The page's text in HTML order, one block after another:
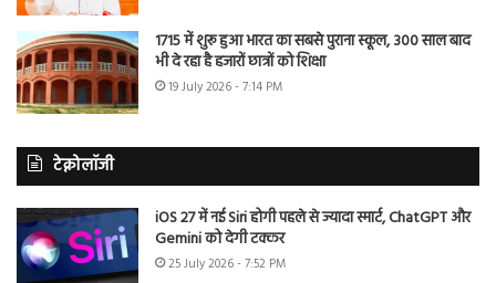
1715 में शुरू हुआ भारत का सबसे पुराना स्कूल, 300 साल बाद
भी दे रहा है हजारों छात्रों को शिक्षा
19 July 2026 - 7:14 PM
टेक्नोलॉजी
iOS 27 में नई Siri होगी पहले से ज्यादा स्मार्ट, ChatGPT और
Gemini को देगी टक्कर
25 July 2026 - 7:52 PM